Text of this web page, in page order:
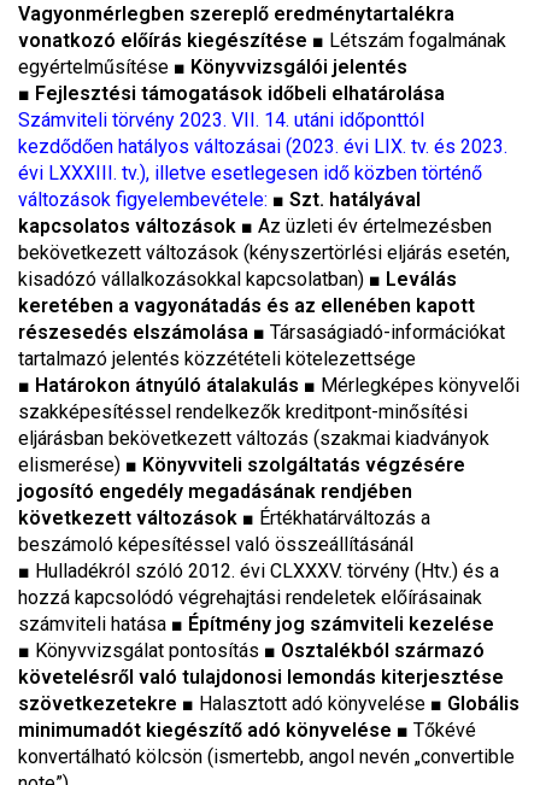
Vagyonmérlegben szereplő eredménytartalékra
vonatkozó előírás kiegészítése ■ Létszám fogalmának
egyértelműsítése ■ Könyvvizsgálói jelentés
■ Fejlesztési támogatások időbeli elhatárolása
Számviteli törvény 2023. VII. 14. utáni időponttól
kezdődően hatályos változásai (2023. évi LIX. tv. és 2023.
évi LXXXIII. tv.), illetve esetlegesen idő közben történő
változások figyelembevétele: ■ Szt. hatályával
kapcsolatos változások ■ Az üzleti év értelmezésben
bekövetkezett változások (kényszertörlési eljárás esetén,
kisadózó vállalkozásokkal kapcsolatban) ■ Leválás
keretében a vagyonátadás és az ellenében kapott
részesedés elszámolása ■ Társaságiadó-információkat
tartalmazó jelentés közzétételi kötelezettsége
■ Határokon átnyúló átalakulás ■ Mérlegképes könyvelői
szakképesítéssel rendelkezők kreditpont-minősítési
eljárásban bekövetkezett változás (szakmai kiadványok
elismerése) ■ Könyvviteli szolgáltatás végzésére
jogosító engedély megadásának rendjében
következett változások ■ Értékhatárváltozás a
beszámoló képesítéssel való összeállításánál
■ Hulladékról szóló 2012. évi CLXXXV. törvény (Htv.) és a
hozzá kapcsolódó végrehajtási rendeletek előírásainak
számviteli hatása ■ Építmény jog számviteli kezelése
■ Könyvvizsgálat pontosítás ■ Osztalékból származó
követelésről való tulajdonosi lemondás kiterjesztése
szövetkezetekre ■ Halasztott adó könyvelése ■ Globális
minimumadót kiegészítő adó könyvelése ■ Tőkévé
konvertálható kölcsön (ismertebb, angol nevén „convertible